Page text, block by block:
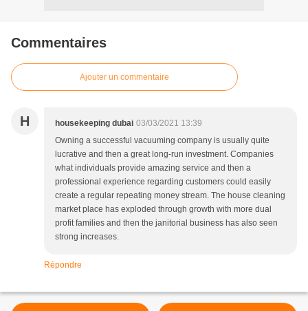
Commentaires
Ajouter un commentaire
H housekeeping dubai 03/03/2021 13:39
Owning a successful vacuuming company is usually quite
lucrative and then a great long-run investment. Companies
what individuals provide amazing service and then a
professional experience regarding customers could easily
create a regular repeating money stream. The house cleaning
market place has exploded through growth with more dual
profit families and then the janitorial business has also seen
strong increases.
Répondre